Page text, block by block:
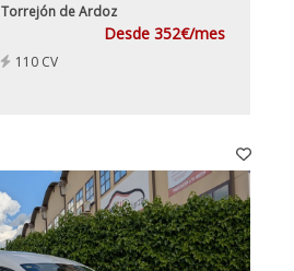
Torrejón de Ardoz
Desde 352€/mes
110 CV